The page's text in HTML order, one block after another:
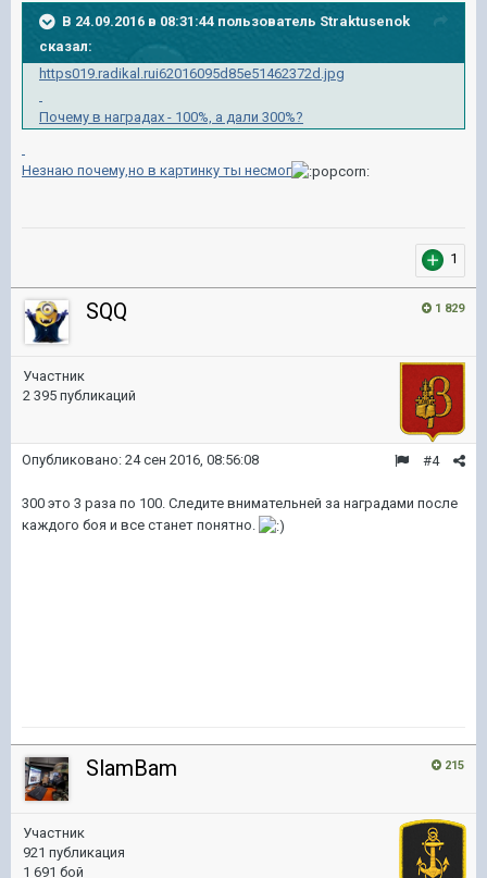
В 24.09.2016 в 08:31:44 пользователь Straktusenok
сказал:
https019.radikal.rui62016095d85e51462372d.jpg
Почему в наградах - 100%, а дали 300%?
Незнаю почему,но в картинку ты несмог
1
1 829
SQQ
Участник
2 395 публикаций
#4
Опубликовано: 24 сен 2016, 08:56:08
300 это 3 раза по 100. Следите внимательней за наградами после
каждого боя и все станет понятно.
215
SlamBam
Участник
921 публикация
1 691 бой